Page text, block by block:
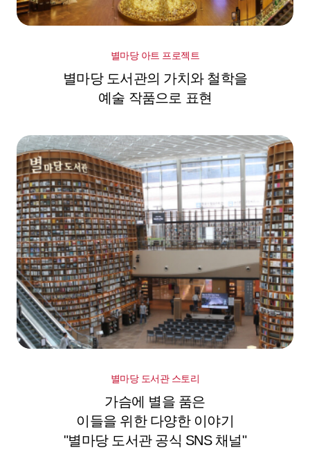
별마당 아트 프로젝트
별마당 도서관의 가치와 철학을
예술 작품으로 표현
별마당 도서관 스토리
가슴에 별을 품은
이들을 위한 다양한 이야기
"별마당 도서관 공식 SNS 채널"